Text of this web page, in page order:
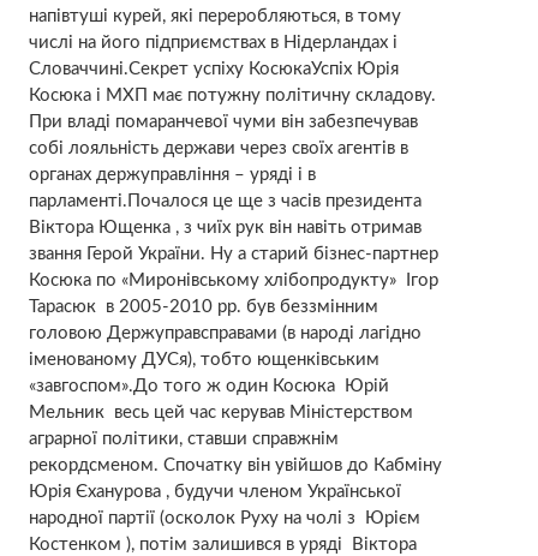
напівтуші курей, які переробляються, в тому
числі на його підприємствах в Нідерландах і
Словаччині.Секрет успіху КосюкаУспіх Юрія
Косюка і МХП має потужну політичну складову.
При владі помаранчевої чуми він забезпечував
собі лояльність держави через своїх агентів в
органах держуправління – уряді і в
парламенті.Почалося це ще з часів президента
Віктора Ющенка , з чиїх рук він навіть отримав
звання Герой України. Ну а старий бізнес-партнер
Косюка по «Миронівському хлібопродукту» Ігор
Тарасюк в 2005-2010 рр. був беззмінним
головою Держуправсправами (в народі лагідно
іменованому ДУСя), тобто ющенківським
«завгоспом».До того ж один Косюка Юрій
Мельник весь цей час керував Міністерством
аграрної політики, ставши справжнім
рекордсменом. Спочатку він увійшов до Кабміну
Юрія Єханурова , будучи членом Української
народної партії (осколок Руху на чолі з Юрієм
Костенком ), потім залишився в уряді Віктора